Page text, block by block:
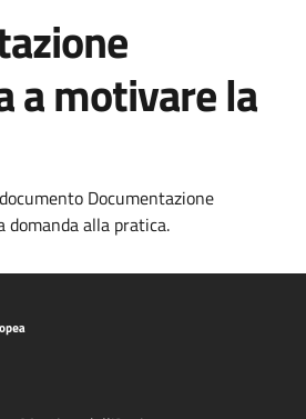
a motivare la
Documentazione
domanda alla pratica.